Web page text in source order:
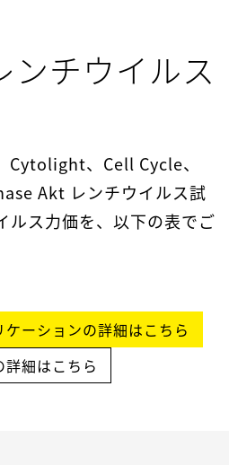
ンチウイルス
、Cell Cycle、
Akt レンチウイルス試
ルス力価を、以下の表でご
ーションの詳細はこちら
細はこちら